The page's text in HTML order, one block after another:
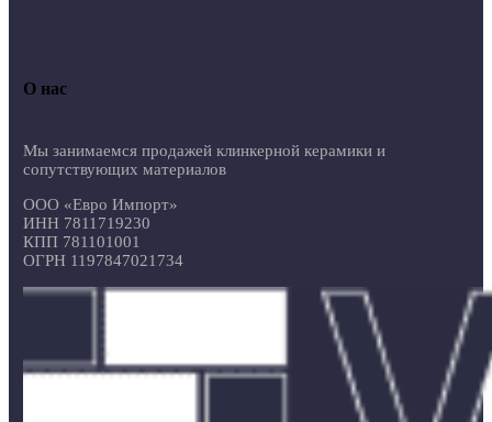
О нас
Мы занимаемся продажей клинкерной керамики и
сопутствующих материалов
ООО «Евро Импорт»
ИНН 7811719230
КПП 781101001
ОГРН 1197847021734